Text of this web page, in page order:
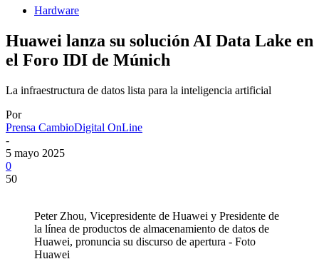
Hardware
Huawei lanza su solución AI Data Lake en
el Foro IDI de Múnich
La infraestructura de datos lista para la inteligencia artificial
Por
Prensa CambioDigital OnLine
-
5 mayo 2025
0
50
Peter Zhou, Vicepresidente de Huawei y Presidente de
la línea de productos de almacenamiento de datos de
Huawei, pronuncia su discurso de apertura - Foto
Huawei